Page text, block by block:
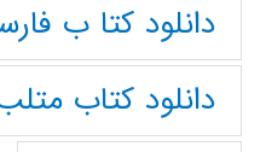
دانلود كتا ب
دانلود كتاب